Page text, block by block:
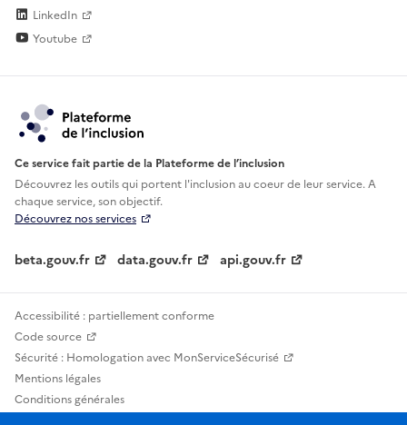
LinkedIn
Youtube
Ce service fait partie de la Plateforme de l’inclusion
Découvrez les outils qui portent l'inclusion aucoeur de leur service. A
chaque service, son objectif.
Découvrez nos services
beta.gouv.fr data.gouv.fr api.gouv.fr
Accessibilité : partiellement conforme
Code source
Sécurité : Homologation avec MonServiceSécurisé
Mentions légales
Conditions générales